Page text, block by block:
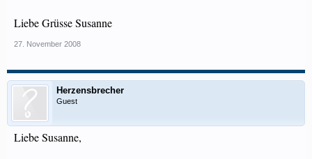
Liebe Grüsse Susanne
27. November 2008
Herzensbrecher
Guest
Liebe Susanne,